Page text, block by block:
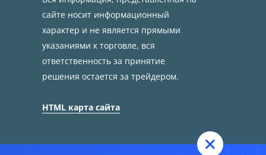
сайте носит информационный
характер и не является прямыми
указаниями к торговле, вся
ответственность за принятие
решения остается за трейдером.
HTML карта сайта